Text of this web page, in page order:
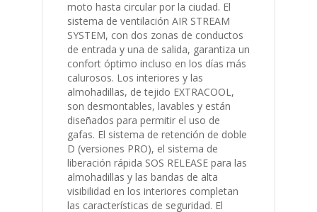
moto hasta circular por la ciudad. El
sistema de ventilación AIR STREAM
SYSTEM, con dos zonas de conductos
de entrada y una de salida, garantiza un
confort óptimo incluso en los días más
calurosos. Los interiores y las
almohadillas, de tejido EXTRACOOL,
son desmontables, lavables y están
diseñados para permitir el uso de
gafas. El sistema de retención de doble
D (versiones PRO), el sistema de
liberación rápida SOS RELEASE para las
almohadillas y las bandas de alta
visibilidad en los interiores completan
las características de seguridad. El